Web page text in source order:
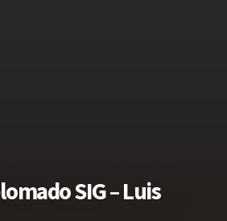
SIG – Luis